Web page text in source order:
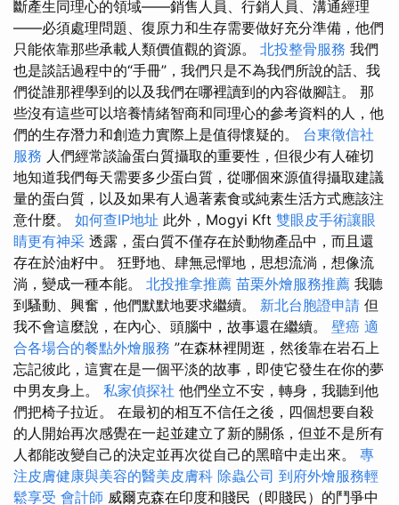
斷產生同理心的領域——銷售人員、行銷人員、溝通經理
——必須處理問題、復原力和生存需要做好充分準備，他們
只能依靠那些承載人類價值觀的資源。 北投整骨服務 我們
也是談話過程中的“手冊”，我們只是不為我們所說的話、我
們從誰那裡學到的以及我們在哪裡讀到的內容做腳註。 那
些沒有這些可以培養情緒智商和同理心的參考資料的人，他
們的生存潛力和創造力實際上是值得懷疑的。 台東徵信社
服務 人們經常談論蛋白質攝取的重要性，但很少有人確切
地知道我們每天需要多少蛋白質，從哪個來源值得攝取建議
量的蛋白質，以及如果有人過著素食或純素生活方式應該注
意什麼。 如何查IP地址 此外，Mogyi Kft 雙眼皮手術讓眼
睛更有神采 透露，蛋白質不僅存在於動物產品中，而且還
存在於油籽中。 狂野地、肆無忌憚地，思想流淌，想像流
淌，變成一種本能。 北投推拿推薦 苗栗外燴服務推薦 我聽
到騷動、興奮，他們默默地要求繼續。 新北台胞證申請 但
我不會這麼說，在內心、頭腦中，故事還在繼續。 壁癌 適
合各場合的餐點外燴服務 ”在森林裡閒逛，然後靠在岩石上
忘記彼此，這實在是一個平淡的故事，即使它發生在你的夢
中男友身上。 私家偵探社 他們坐立不安，轉身，我聽到他
們把椅子拉近。 在最初的相互不信任之後，四個想要自殺
的人開始再次感覺在一起並建立了新的關係，但並不是所有
人都能改變自己的決定並再次從自己的黑暗中走出來。 專
注皮膚健康與美容的醫美皮膚科 除蟲公司 到府外燴服務輕
鬆享受 會計師 威爾克森在印度和賤民（即賤民）的鬥爭中